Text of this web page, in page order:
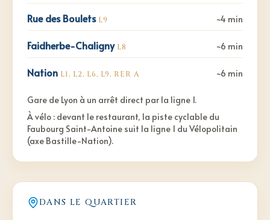
Rue des Boulets L9 ~4 min
Faidherbe-Chaligny L8 ~6 min
Nation L1, L2, L6, L9, RER A ~6 min
Gare de Lyon à un arrêt direct par la ligne 1.
À vélo : devant le restaurant, la piste cyclable du
Faubourg Saint-Antoine suit la ligne 1 du Vélopolitain
(axe Bastille-Nation).
DANS LE QUARTIER